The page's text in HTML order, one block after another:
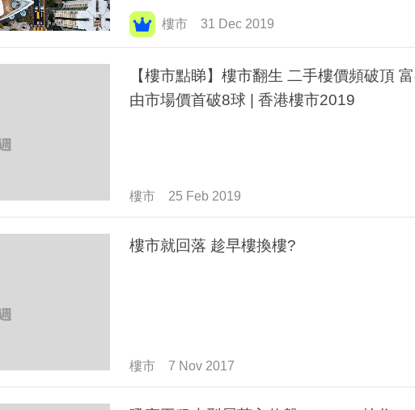
樓市 31 Dec 2019
【樓市點睇】樓市翻生 二手樓價頻破頂
由市場價首破8球 | 香港樓市2019
樓市 25 Feb 2019
樓市就回落 趁早樓換樓?
樓市 7 Nov 2017